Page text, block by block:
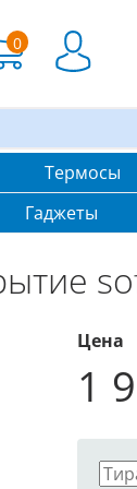
0
Термосы
Гаджеты
Цена
1